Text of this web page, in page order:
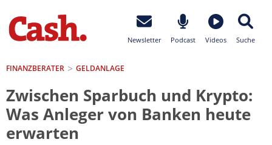
Newsletter Podcast Videos Suche
FINANZBERATER GELDANLAGE
Zwischen Sparbuch und Krypto:
Was Anleger von Banken heute
erwarten